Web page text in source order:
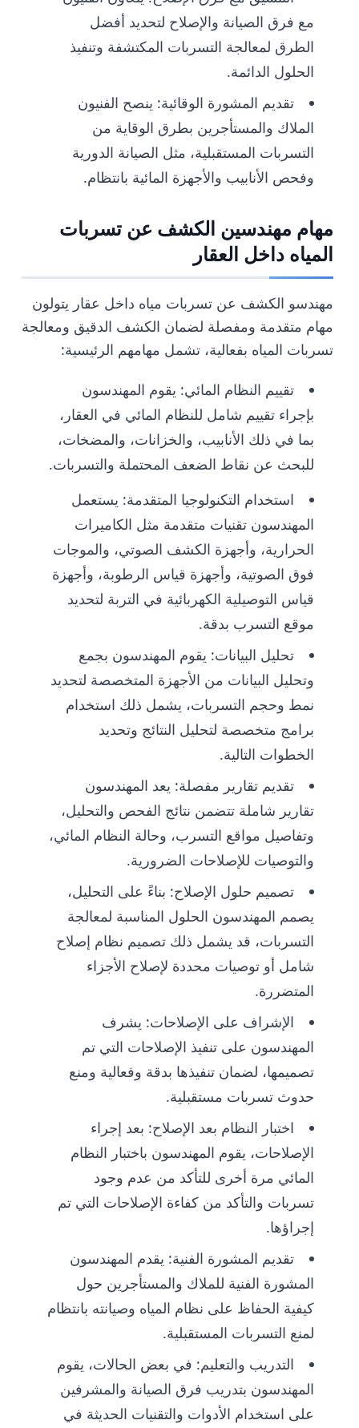
مع فرق الصيانة والإصلاح لتحديد أفضل
الطرق لمعالجة التسربات المكتشفة وتنفيذ
الحلول الدائمة.
تقديم المشورة الوقائية: ينصح الفنيون
الملاك والمستأجرين بطرق الوقاية من
التسربات المستقبلية، مثل الصيانة الدورية
وفحص الأنابيب والأجهزة المائية بانتظام.
مهام مهندسين الكشف عن تسربات
المياه داخل العقار
مهندسو الكشف عن تسربات مياه داخل عقار يتولون
مهام متقدمة ومفصلة لضمان الكشف الدقيق ومعالجة
تسربات المياه بفعالية، تشمل مهامهم الرئيسية:
تقييم النظام المائي: يقوم المهندسون
بإجراء تقييم شامل للنظام المائي في العقار،
بما في ذلك الأنابيب، والخزانات، والمضخات،
للبحث عن نقاط الضعف المحتملة والتسربات.
استخدام التكنولوجيا المتقدمة: يستعمل
المهندسون تقنيات متقدمة مثل الكاميرات
الحرارية، وأجهزة الكشف الصوتي، والموجات
فوق الصوتية، وأجهزة قياس الرطوبة، وأجهزة
قياس التوصيلية الكهربائية في التربة لتحديد
موقع التسرب بدقة.
تحليل البيانات: يقوم المهندسون بجمع
وتحليل البيانات من الأجهزة المتخصصة لتحديد
نمط وحجم التسربات، يشمل ذلك استخدام
برامج متخصصة لتحليل النتائج وتحديد
الخطوات التالية.
تقديم تقارير مفصلة: يعد المهندسون
تقارير شاملة تتضمن نتائج الفحص والتحليل،
وتفاصيل مواقع التسرب، وحالة النظام المائي،
والتوصيات للإصلاحات الضرورية.
تصميم حلول الإصلاح: بناءً على التحليل،
يصمم المهندسون الحلول المناسبة لمعالجة
التسربات، قد يشمل ذلك تصميم نظام إصلاح
شامل أو توصيات محددة لإصلاح الأجزاء
المتضررة.
الإشراف على الإصلاحات: يشرف
المهندسون على تنفيذ الإصلاحات التي تم
تصميمها، لضمان تنفيذها بدقة وفعالية ومنع
حدوث تسربات مستقبلية.
اختبار النظام بعد الإصلاح: بعد إجراء
الإصلاحات، يقوم المهندسون باختبار النظام
المائي مرة أخرى للتأكد من عدم وجود
تسربات والتأكد من كفاءة الإصلاحات التي تم
إجراؤها.
تقديم المشورة الفنية: يقدم المهندسون
المشورة الفنية للملاك والمستأجرين حول
كيفية الحفاظ على نظام المياه وصيانته بانتظام
لمنع التسربات المستقبلية.
التدريب والتعليم: في بعض الحالات، يقوم
المهندسون بتدريب فرق الصيانة والمشرفين
على استخدام الأدوات والتقنيات الحديثة في